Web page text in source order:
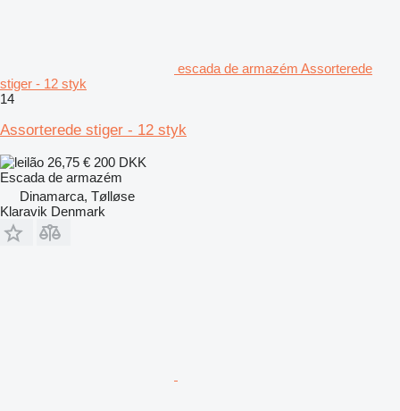
escada de armazém Assorterede
stiger - 12 styk
14
Assorterede stiger - 12 styk
26,75 € 200 DKK
Escada de armazém
Dinamarca, Tølløse
Klaravik Denmark